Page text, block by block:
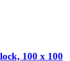
100 x 100